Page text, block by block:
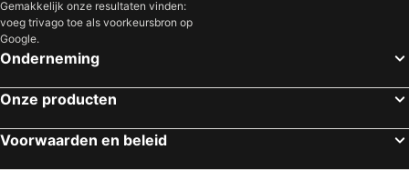
Gemakkelijk onze resultaten vinden:
voeg trivago toe als voorkeursbron op
Google.
Onderneming
Onze producten
Voorwaarden en beleid